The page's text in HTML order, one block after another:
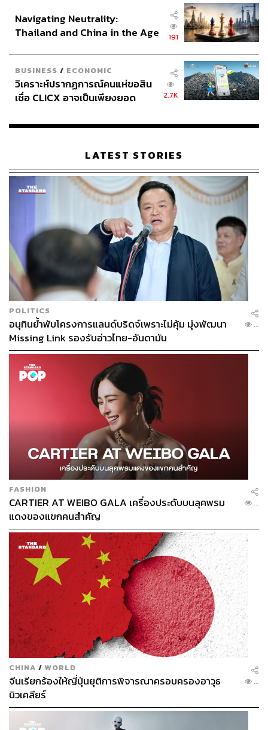
THE SECRET SAUCE TEAM
คู่มือผู้นำ-นักธุรกิจศตวรรษที่ 21
Navigating Neutrality:
Thailand and China in the Age
191
BUSINESS / ECONOMIC
วิเคราะห์ปรากฏการณ์คนแห่ขอสิน
เชื่อ CLICX อาจเป็นเพียงยอด
เรือนไทยที่ถูกซุกไว้
2.7K
LATEST STORIES
POLITICS
อนุทินย้ำพับโครงการแลนด์บริดจ์เพราะไม่คุ้ม มุ่งพัฒนา
Missing Link รองรับอ่าวไทย-อันดามัน
...
FASHION
CARTIER AT WEIBO GALA เครื่องประดับบนลุคพรม
แดงของแขกคนสำคัญ
...
CHINA / WORLD
จีนเรียกร้องให้ญี่ปุ่นยุติการพิจารณาครอบครองอาวุธ
นิวเคลียร์
...